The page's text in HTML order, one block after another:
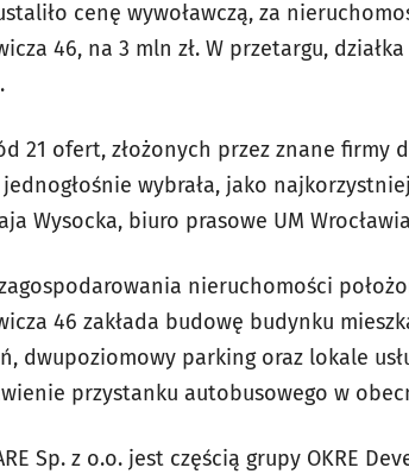
cenę wywoławczą, za
46, na 3 mln zł. W przetargu,
21 ofert, złożonych przez znane firmy
wybrała, jako
Wysocka, biuro prasowe UM
nieruchomości
46 zakłada budowę budynku
dwupoziomowy parking oraz lokale
przystanku autobusowego w
Sp. z o.o. jest częścią grupy OKRE